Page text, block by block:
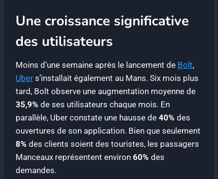
Une croissance significative
des utilisateurs
Moins d’une semaine après le lancement de Bolt,
Uber s’installait également au Mans. Six mois plus
tard, Bolt observe une augmentation moyenne de
35,9% de ses utilisateurs chaque mois. En
parallèle, Uber constate une hausse de 40% des
ouvertures de son application. Bien que seulement
8% des clients soient des touristes, les passagers
Manceaux représentent environ 60% des
demandes.